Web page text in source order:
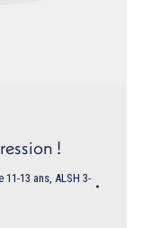
!
11-13 ans, ALSH 3-